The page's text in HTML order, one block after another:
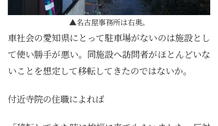
名古屋事務所は右奥。
車社会の愛知県にとって駐車場がないのは施設とし
て使い勝手が悪い。同施設へ訪問者がほとんどいな
いことを想定して移転してきたのではないか。
付近寺院の住職によれば